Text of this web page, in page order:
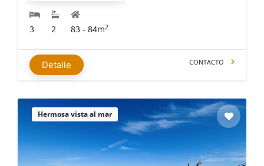
3 2 83 - 84m2
Detalle CONTACTO
Hermosa vista al mar